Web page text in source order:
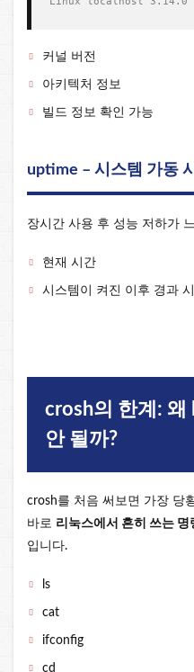
커널 버전
아키텍처 정보
빌드 정보 확인 가능
uptime – 시스템 가동
장시간 사용 후 성능 저하가
현재 시간
시스템이 켜진 이후 경과
crosh의 한계:
안 될까?
crosh를 처음 써보면 가장 당
바로 리눅스에서 흔히 쓰는 명
입니다.
ls
cat
ifconfig
cd